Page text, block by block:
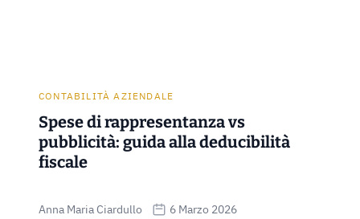
CONTABILITÀ AZIENDALE
Spese di rappresentanza vs
pubblicità: guida alla deducibilità
fiscale
Anna Maria Ciardullo 6 Marzo 2026